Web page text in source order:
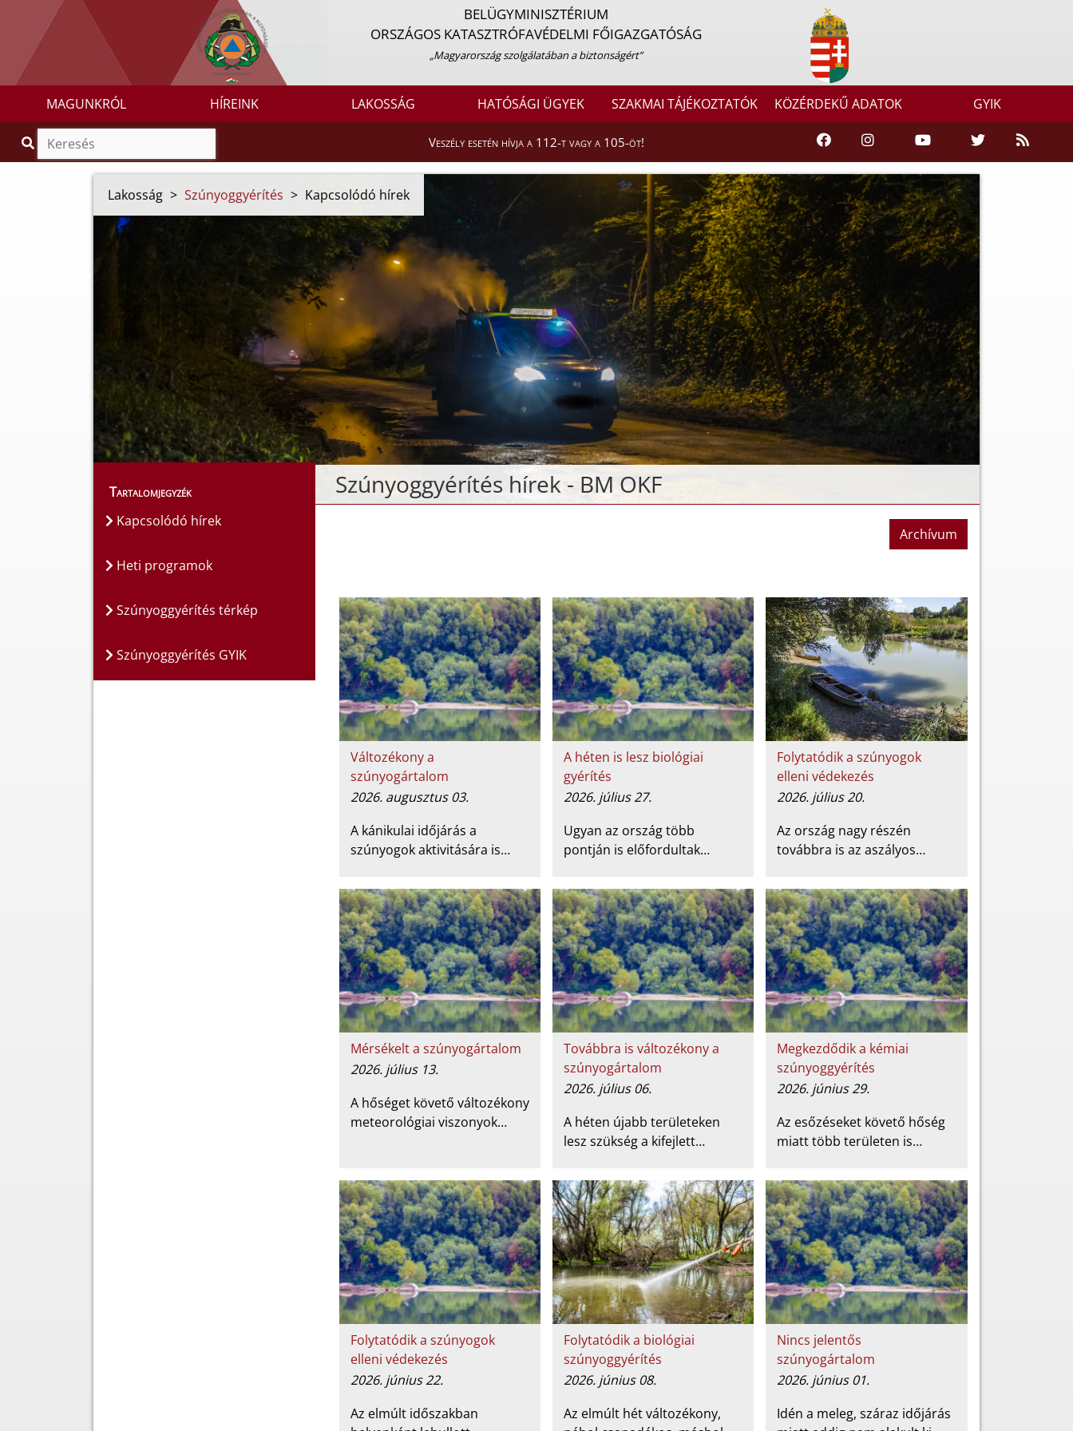
BELÜGYMINISZTÉRIUM
ORSZÁGOS KATASZTRÓFAVÉDELMI FŐIGAZGATÓSÁG
„Magyarország szolgálatában a biztonságért”
MAGUNKRÓL HÍREINK LAKOSSÁG HATÓSÁGI ÜGYEK SZAKMAI TÁJÉKOZTATÓK KÖZÉRDEKŰ ADATOK GYIK
Veszély esetén hívja a 112-t vagy a 105-öt!
Lakosság > Szúnyoggyérítés > Kapcsolódó hírek
Tartalomjegyzék
Kapcsolódó hírek
Heti programok
Szúnyoggyérítés térkép
Szúnyoggyérítés GYIK
Szúnyoggyérítés hírek - BM OKF
Archívum
Változékony a
szúnyogártalom
2026. augusztus 03.
A kánikulai időjárás a
szúnyogok aktivitására is…
A héten is lesz biológiai
gyérítés
2026. július 27.
Ugyan az ország több
pontján is előfordultak…
Folytatódik a szúnyogok
elleni védekezés
2026. július 20.
Az ország nagy részén
továbbra is az aszályos…
Mérsékelt a szúnyogártalom
2026. július 13.
A hőséget követő változékony
meteorológiai viszonyok…
Továbbra is változékony a
szúnyogártalom
2026. július 06.
A héten újabb területeken
lesz szükség a kifejlett…
Megkezdődik a kémiai
szúnyoggyérítés
2026. június 29.
Az esőzéseket követő hőség
miatt több területen is…
Folytatódik a szúnyogok
elleni védekezés
2026. június 22.
Az elmúlt időszakban
Folytatódik a biológiai
szúnyoggyérítés
2026. június 08.
Az elmúlt hét változékony,
Nincs jelentős
szúnyogártalom
2026. június 01.
Idén a meleg, száraz időjárás